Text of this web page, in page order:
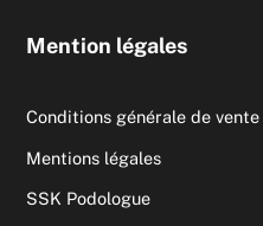
Mention légales
Conditions générale de vente
Mentions légales
SSK Podologue